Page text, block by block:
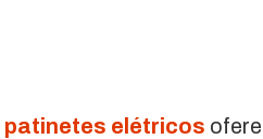
patinetes elétricos